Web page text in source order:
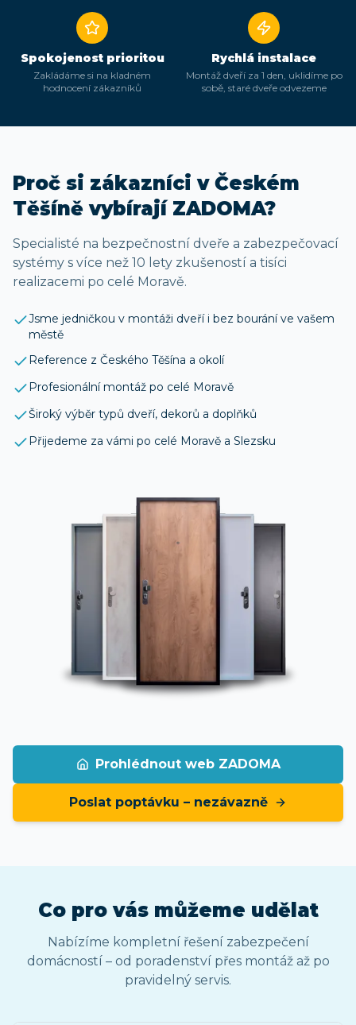
Spokojenost prioritou
Zakládáme si na kladném
hodnocení zákazníků
Rychlá instalace
Montáž dveří za 1 den, uklidíme po
sobě, staré dveře odvezeme
Proč si zákazníciv Českém
Těšíně vybírají ZADOMA?
Specialisté na bezpečnostní dveře a zabezpečovací
systémy s více než 10 lety zkušeností a tisíci
realizacemi po celé Moravě.
Jsme jedničkou v montáži dveří i bez bourání ve vašem
městě
Reference z Českého Těšína a okolí
Profesionální montáž po celé Moravě
Široký výběr typů dveří, dekorů a doplňků
Přijedeme za vámi po celé Moravě a Slezsku
Prohlédnout web ZADOMA
Poslat poptávku – nezávazně
Co pro vás můžeme udělat
Nabízíme kompletní řešení zabezpečení
domácností – od poradenství přes montáž až po
pravidelný servis.